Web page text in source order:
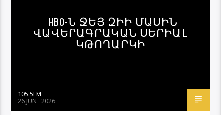
HBO-Ն ՋԵՅ ԶԻԻ ՄԱՍԻՆ
ՎԱՎԵՐԱԳՐԱԿԱՆ ՍԵՐԻԱԼ
ԿԹՈՂԱՐԿԻ
105.5FM
26 JUNE 2026